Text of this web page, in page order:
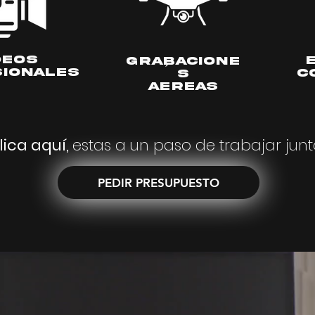
GRABACIONE
S
AEREAS
​´
aquí, estas a un paso de trabajar
PEDIR PRESUPUESTO